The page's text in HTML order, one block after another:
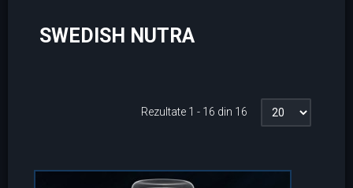
SWEDISH NUTRA
Rezultate 1 - 16 din 16